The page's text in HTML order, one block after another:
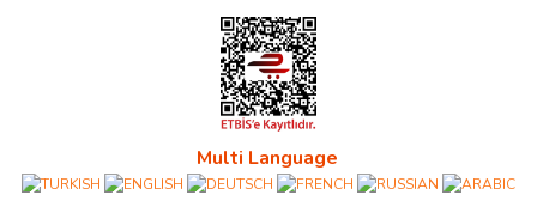
Multi Language